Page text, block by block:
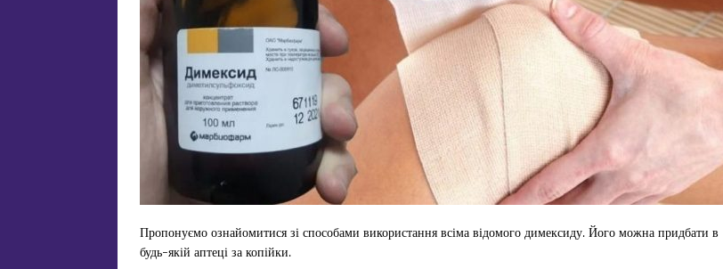
Пропонуємо ознайомитися зі способами використання всіма відомого димексиду. Його можна придбати в
будь-якій аптеці за копійки.